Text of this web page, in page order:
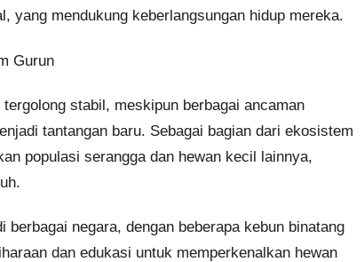
yang mendukung keberlangsungan hidup mereka.
Gurun
stabil, meskipun berbagai ancaman
tantangan baru. Sebagai bagian dari ekosistem
populasi serangga dan hewan kecil lainnya,
negara, dengan beberapa kebun binatang
dan edukasi untuk memperkenalkan hewan